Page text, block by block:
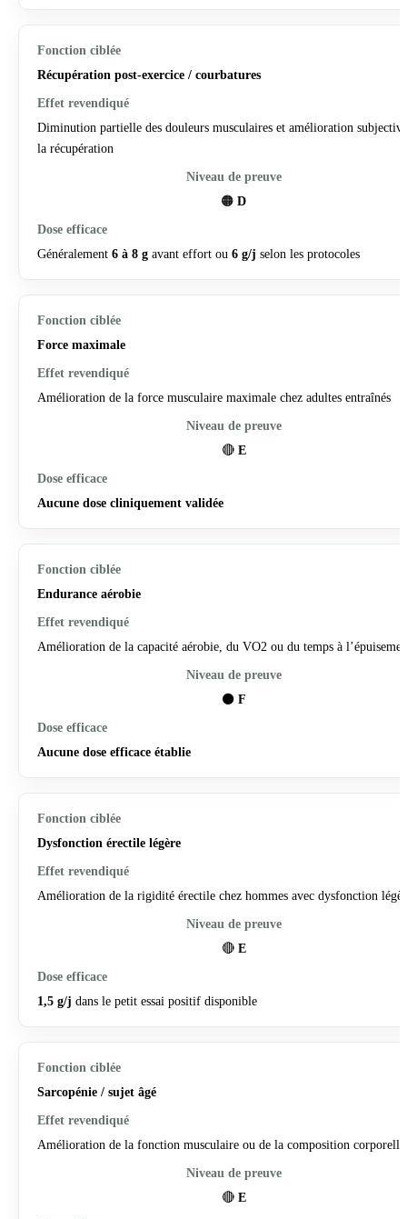
Récupération post-exercice / courbatures
Diminution partielle des douleurs musculaires et amélioration
la récupération
🟠 D
Généralement 6 à 8 g avant effort ou 6 g/j selon les protocoles
Force maximale
Amélioration de la force musculaire maximale chez adultes entraînés
🔴 E
Aucune dose cliniquement validée
Endurance aérobie
Amélioration de la capacité aérobie, du VO2 ou du temps à
⚫ F
Aucune dose efficace établie
Dysfonction érectile légère
Amélioration de la rigidité érectile chez hommes avec dysfonction
🔴 E
1,5 g/j dans le petit essai positif disponible
Sarcopénie / sujet âgé
Amélioration de la fonction musculaire ou de la composition corporelle
🔴 E